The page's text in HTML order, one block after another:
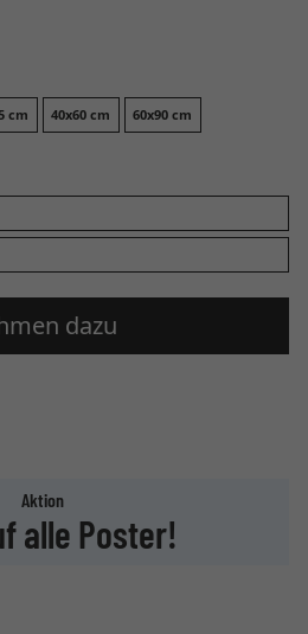
cm 40x60 cm 60x90 cm
dazu
Aktion
alle Poster!